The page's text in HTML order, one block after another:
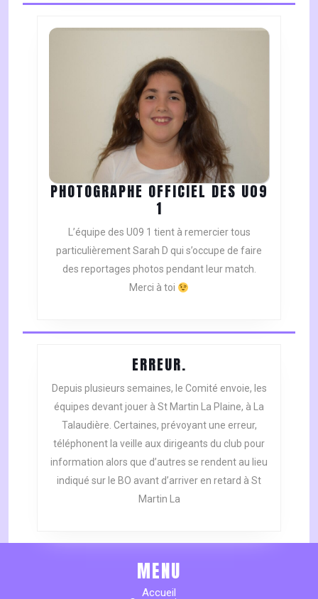
PHOTOGRAPHE OFFICIEL DES U09
1
OFFICIEL
DES
U09
1
L’équipe des U09 1 tient à remercier tous
particulièrement Sarah D qui s’occupe de faire
des reportages photos pendant leur match.
Merci à toi
ERREUR.
Depuis plusieurs semaines, le Comité envoie, les
équipes devant jouer à St Martin La Plaine, à La
Talaudière. Certaines, prévoyant une erreur,
téléphonent la veille aux dirigeants du club pour
information alors que d’autres se rendent au lieu
indiqué sur le BO avant d’arriver en retard à St
Martin La
MENU
Accueil